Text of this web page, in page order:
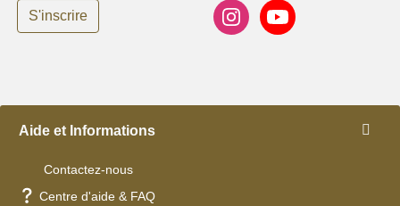
S'inscrire
Aide et Informations
Contactez-nous
Centre d'aide & FAQ